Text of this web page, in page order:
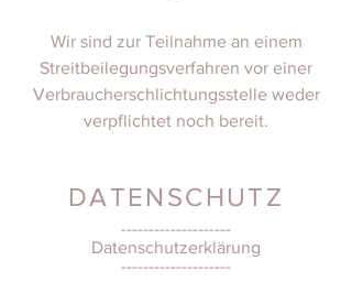
Wir sind zur Teilnahme an einem
Streitbeilegungsverfahren vor einer
Verbraucherschlichtungsstelle weder
verpflichtet noch bereit.
DATENSCHUTZ
--------------------
Datenschutzerklärung
--------------------